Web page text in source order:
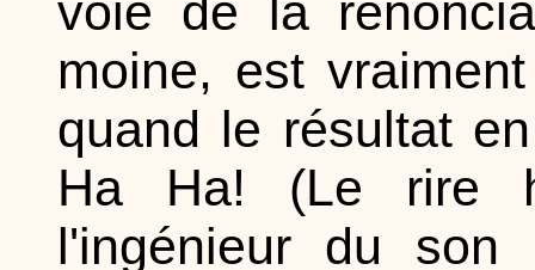
voie de la
moine, est
quand le résultat
Ha Ha! (Le rire
l'ingénieur du